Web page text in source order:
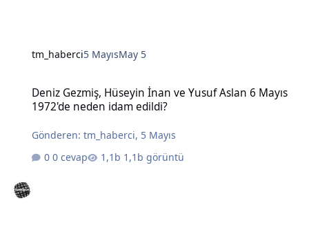
tm_haberci5 MayısMay 5
Deniz Gezmiş, Hüseyin İnan ve Yusuf Aslan 6 Mayıs
1972'de neden idam edildi?
Gönderen:tm_haberci, 5 Mayıs
0 cevap
1,1b görüntü